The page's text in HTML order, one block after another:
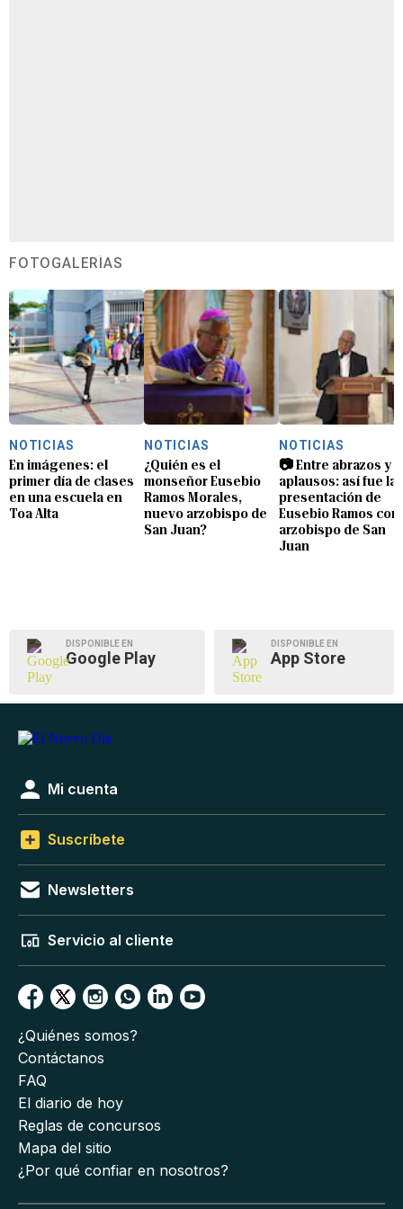
FOTOGALERÍAS
NOTICIAS
En imágenes: el
primer día de clases
en una escuela en
Toa Alta
NOTICIAS
¿Quién es el
monseñor Eusebio
Ramos Morales,
nuevo arzobispo de
San Juan?
NOTICIAS
📷 Entre abrazos y
aplausos: así fue la
presentación de
Eusebio Ramos
arzobispo de San
Juan
DISPONIBLE EN
Google Play
DISPONIBLE EN
App Store
Mi cuenta
Suscríbete
Newsletters
Servicio al cliente
¿Quiénes somos?
Contáctanos
FAQ
El diario de hoy
Reglas de concursos
Mapa del sitio
¿Por qué confiar en nosotros?